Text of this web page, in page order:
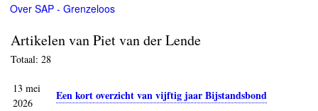
Over SAP - Grenzeloos
Artikelen van Piet van der Lende
Totaal: 28
13 mei
2026
Een kort overzicht van vijftig jaar Bijstandsbond